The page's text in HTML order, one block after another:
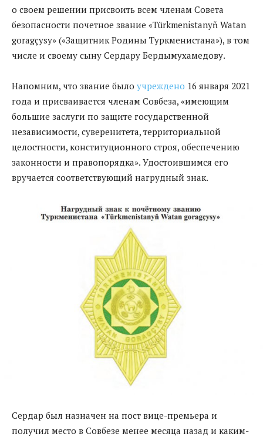
о своем решении присвоить всем членам Совета
безопасности почетное звание «Türkmenistanyň Watan
goragçysy» («Защитник Родины Туркменистана»), в том
числе и своему сыну Сердару Бердымухамедову.
Напомним, что звание было учреждено 16 января 2021
года и присваивается членам Совбеза, «имеющим
большие заслуги по защите государственной
независимости, суверенитета, территориальной
целостности, конституционного строя, обеспечению
законности и правопорядка». Удостоившимся его
вручается соответствующий нагрудный знак.
Сердар был назначен на пост вице-премьера и
получил место в Совбезе менее месяца назад и каким-